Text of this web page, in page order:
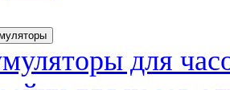
для